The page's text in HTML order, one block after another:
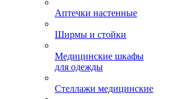
Аптечки настенные
Ширмы и стойки
Медицинские шкафы
для одежды
Стеллажи медицинские